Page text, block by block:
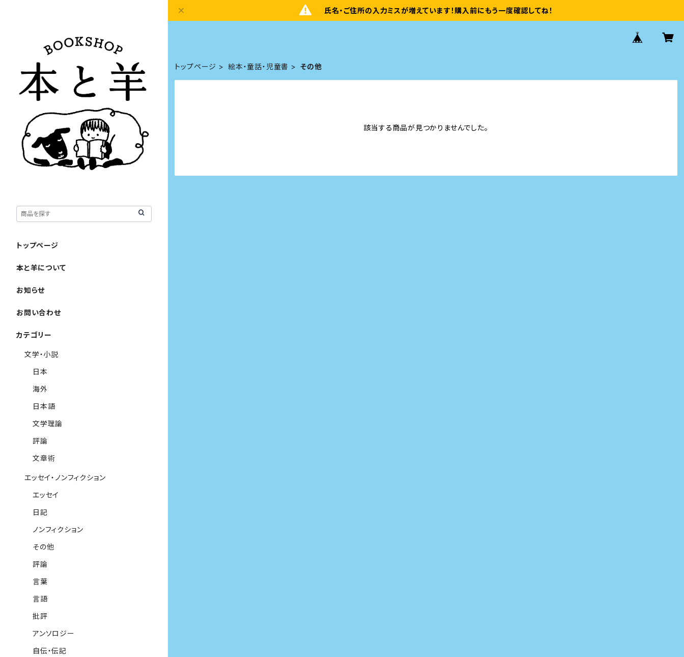
氏名・ご住所の入力ミスが増えています！購入前にもう一度確認してね！
トップページ 絵本・童話・児童書 その他
該当する商品が見つかりませんでした。
トップページ
本と羊について
お知らせ
お問い合わせ
カテゴリー
文学・小説
日本
海外
日本語
文学理論
評論
文章術
エッセイ・ノンフィクション
エッセイ
日記
ノンフィクション
その他
評論
言葉
言語
批評
アンソロジー
自伝・伝記